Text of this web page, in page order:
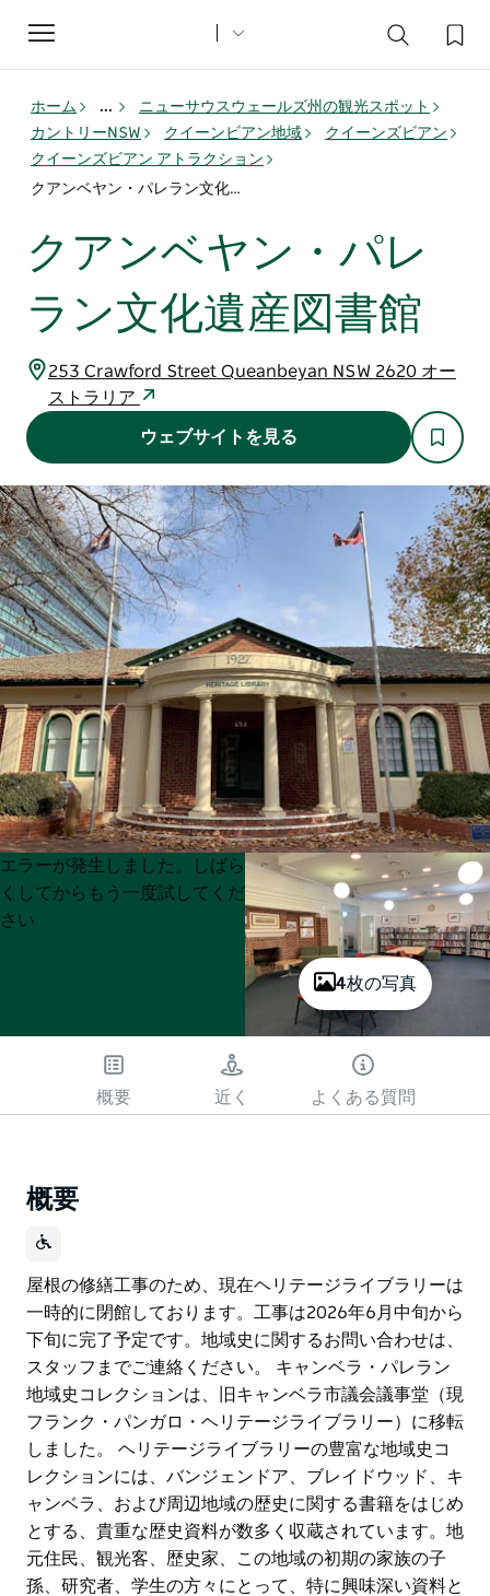
Toggle
navigation
ホーム ...
ニューサウスウェールズ州の観光スポット
カントリーNSW
クイーンビアン地域
クイーンズビアン
クイーンズビアン アトラクション
クアンベヤン・パレラン文化遺産図書館
クアンベヤン・パレ
ラン文化遺産図書館
253 Crawford Street Queanbeyan NSW 2620 オー
ストラリア
ウェブサイトを見る
4枚の写真
Product
List
Product
List
エラーが発生しました。しばら
くしてからもう一度試してくだ
さい
概要 近く よくある質問
概要
屋根の修繕工事のため、現在ヘリテージライブラリーは
一時的に閉館しております。工事は2026年6月中旬から
下旬に完了予定です。地域史に関するお問い合わせは、
スタッフまでご連絡ください。 キャンベラ・パレラン
地域史コレクションは、旧キャンベラ市議会議事堂（現
フランク・パンガロ・ヘリテージライブラリー）に移転
しました。 ヘリテージライブラリーの豊富な地域史コ
レクションには、バンジェンドア、ブレイドウッド、キ
ャンベラ、および周辺地域の歴史に関する書籍をはじめ
とする、貴重な歴史資料が数多く収蔵されています。地
元住民、観光客、歴史家、この地域の初期の家族の子
孫、研究者、学生の方々にとって、特に興味深い資料と